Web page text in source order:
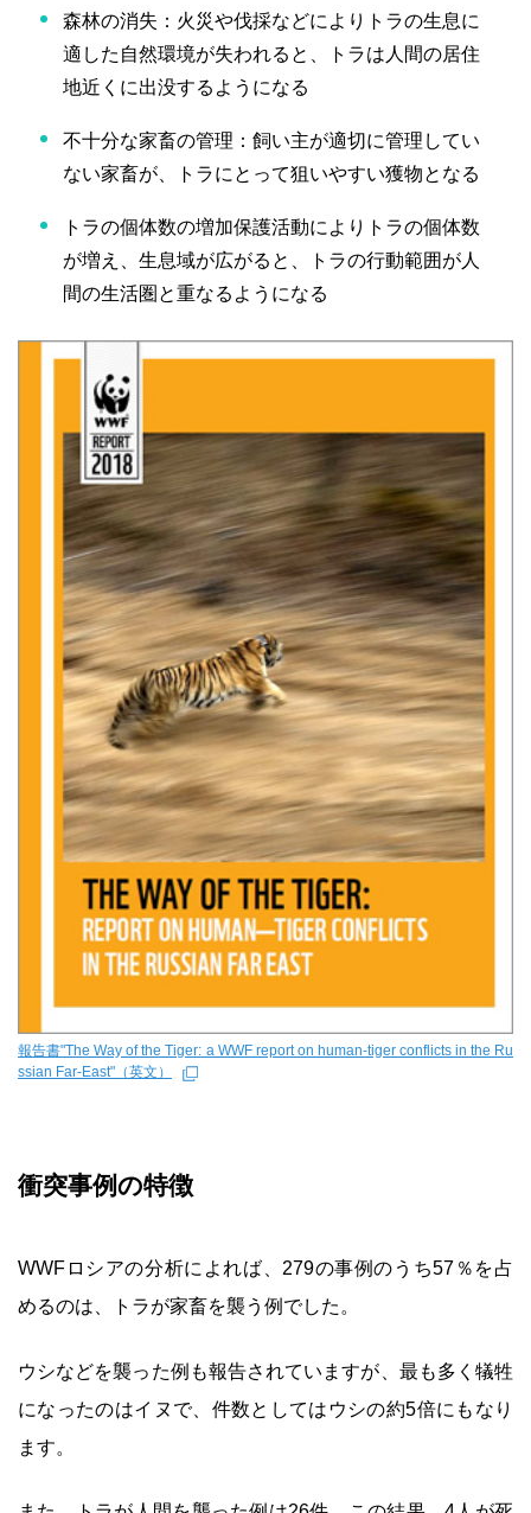
森林の消失：火災や伐採などによりトラの生息に
適した自然環境が失われると、トラは人間の居住
地近くに出没するようになる
不十分な家畜の管理：飼い主が適切に管理してい
ない家畜が、トラにとって狙いやすい獲物となる
トラの個体数の増加保護活動によりトラの個体数
が増え、生息域が広がると、トラの行動範囲が人
間の生活圏と重なるようになる
報告書"The Way of the Tiger: a WWF report on human-tiger conflicts in the Ru
ssian Far-East"（英文）
衝突事例の特徴
WWFロシアの分析によれば、279の事例のうち57％を占
めるのは、トラが家畜を襲う例でした。
ウシなどを襲った例も報告されていますが、最も多く犠牲
になったのはイヌで、件数としてはウシの約5倍にもなり
ます。